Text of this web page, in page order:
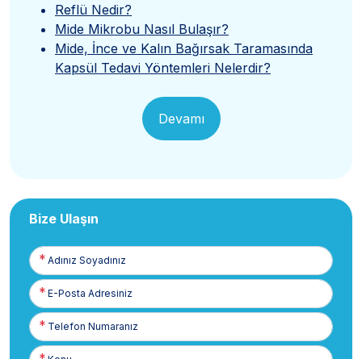
Reflü Nedir?
Mide Mikrobu Nasıl Bulaşır?
Mide, İnce ve Kalın Bağırsak Taramasında
Kapsül Tedavi Yöntemleri Nelerdir?
Devamı
Bize Ulaşın
Adınız
Soyadınız
E-
Posta
Telefon
Numaranız